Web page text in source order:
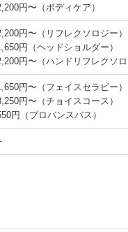
円〜（ボディケア）
円〜（リフレクソロジー）
円（ヘッドショルダー）
円〜（ハンドリフレクソロ
円〜（フェイスセラピー）
円〜（チョイスコース）
円（プロバンスバス）